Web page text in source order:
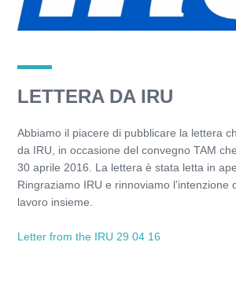
LETTERA DA IRU
Abbiamo il piacere di pubblicare la lettera
da IRU, in occasione del convegno TAM
30 aprile 2016. La lettera è stata letta in
Ringraziamo IRU e rinnoviamo l’intenzione
lavoro insieme.
Letter from the IRU 29 04 16